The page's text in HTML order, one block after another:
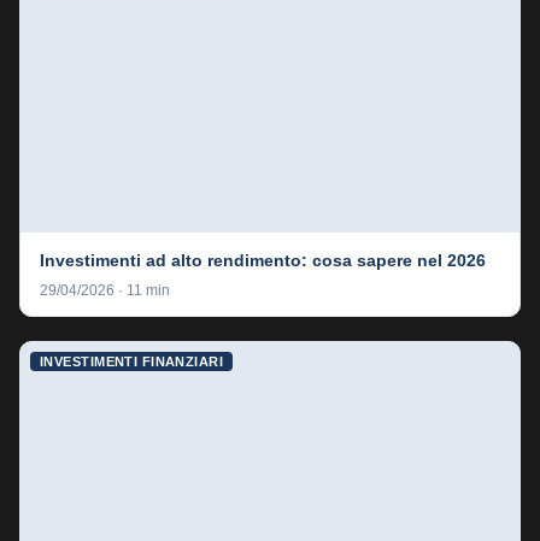
Investimenti ad alto rendimento: cosa sapere nel 2026
29/04/2026 · 11 min
INVESTIMENTI FINANZIARI